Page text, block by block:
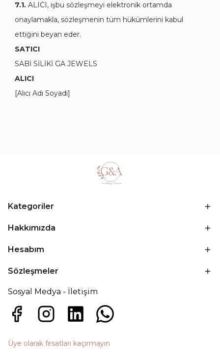
7.1. ALICI, işbu sözleşmeyi elektronik ortamda
onaylamakla, sözleşmenin tüm hükümlerini kabul
ettiğini beyan eder.
SATICI
SABİ SİLİKİ GA JEWELS
ALICI
[Alıcı Adı Soyadı]
Kategoriler
Hakkımızda
Hesabım
Sözleşmeler
Sosyal Medya - İletişim
Üye olarak fırsatları kaçırmayın